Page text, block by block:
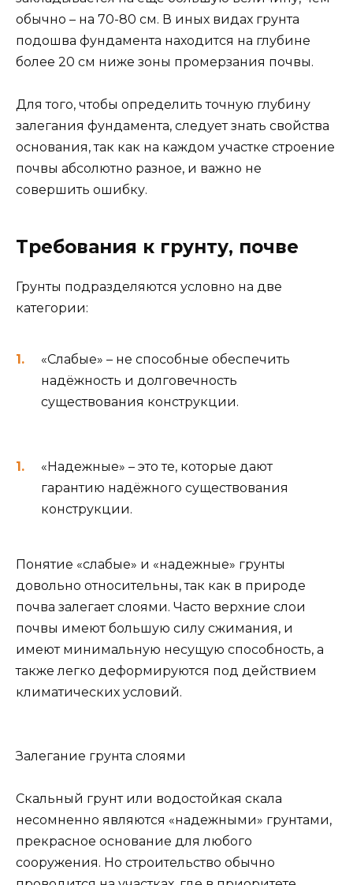
обычно – на 70-80 см. В иных видах грунта
подошва фундамента находится на глубине
более 20 см ниже зоны промерзания почвы.
Для того, чтобы определить точную глубину
залегания фундамента, следует знать свойства
основания, так как на каждом участке строение
почвы абсолютно разное, и важно не
совершить ошибку.
Требования к грунту, почве
Грунты подразделяются условно на две
категории:
«Слабые» – не способные обеспечить
надёжность и долговечность
существования конструкции.
«Надежные» – это те, которые дают
гарантию надёжного существования
конструкции.
Понятие «слабые» и «надежные» грунты
довольно относительны, так как в природе
почва залегает слоями. Часто верхние слои
почвы имеют большую силу сжимания, и
имеют минимальную несущую способность, а
также легко деформируются под действием
климатических условий.
Залегание грунта слоями
Скальный грунт или водостойкая скала
несомненно являются «надежными» грунтами,
прекрасное основание для любого
сооружения. Но строительство обычно